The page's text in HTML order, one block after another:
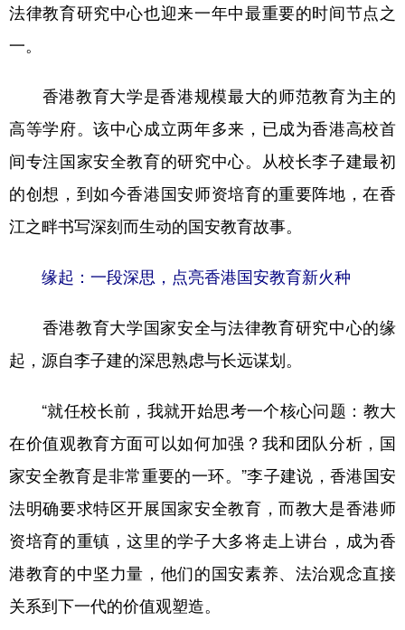
北京 天津 河北 山西
山东 河南 湖南
广东 广西 海南 重庆
四川 贵州 云南 西藏
陕西 甘肃 青海
新疆 内蒙古 黑龙江
多语种频道
Русский язык 日本語 한국어
Deutsch Português
法律教育研究中心也迎来一年中最重要的时间节点之
一。
香港教育大学是香港规模最大的师范教育为主的
高等学府。该中心成立两年多来，已成为香港高校首
间专注国家安全教育的研究中心。从校长李子建最初
的创想，到如今香港国安师资培育的重要阵地，在香
江之畔书写深刻而生动的国安教育故事。
缘起：一段深思，点亮香港国安教育新火种
香港教育大学国家安全与法律教育研究中心的缘
起，源自李子建的深思熟虑与长远谋划。
“就任校长前，我就开始思考一个核心问题：教大
在价值观教育方面可以如何加强？我和团队分析，国
家安全教育是非常重要的一环。”李子建说，香港国安
法明确要求特区开展国家安全教育，而教大是香港师
资培育的重镇，这里的学子大多将走上讲台，成为香
港教育的中坚力量，他们的国安素养、法治观念直接
关系到下一代的价值观塑造。